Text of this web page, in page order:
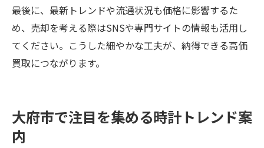
最後に、最新トレンドや流通状況も価格に影響するた
め、売却を考える際はSNSや専門サイトの情報も活用し
てください。こうした細やかな工夫が、納得できる高価
買取につながります。
大府市で注目を集める時計トレンド案
内